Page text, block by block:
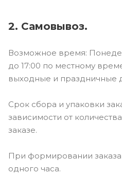
2. Самовывоз.
Возможное время:
до 17:00 по местному
выходные и праздничные
Срок сбора и упаковки
зависимости от
заказе.
При формировании заказа
одного часа.